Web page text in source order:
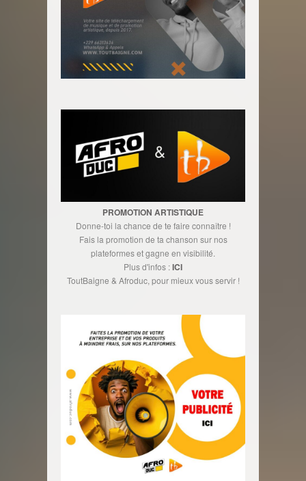
PROMOTION ARTISTIQUE
Donne-toi la chance de te faire connaître !
Fais la promotion de ta chanson sur nos
plateformes et gagne en visibilité.
Plus d'infos :ICI
ToutBaigne & Afroduc, pour mieux vous servir !